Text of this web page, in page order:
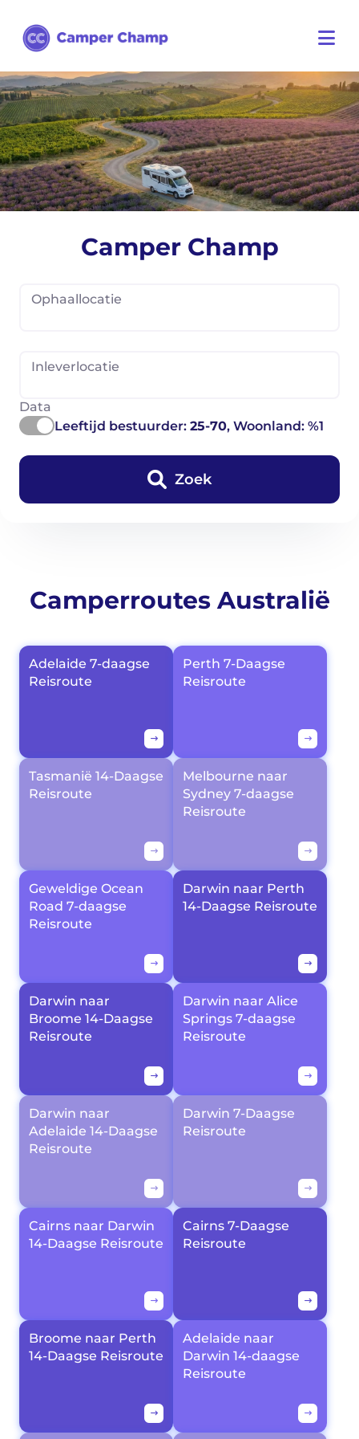
Camper Champ
Ophaallocatie
Inleverlocatie
Data
Leeftijd bestuurder: 25-70, Woonland: %1
Zoek
Camperroutes Australië
Adelaide 7-daagse
Reisroute
Perth 7-Daagse
Reisroute
Tasmanië 14-Daagse
Reisroute
Melbourne naar
Sydney 7-daagse
Reisroute
Geweldige Ocean
Road 7-daagse
Reisroute
Darwin naar Perth
14-Daagse Reisroute
Darwin naar
Broome 14-Daagse
Reisroute
Darwin naar Alice
Springs 7-daagse
Reisroute
Darwin naar
Adelaide 14-Daagse
Reisroute
Darwin 7-Daagse
Reisroute
Cairns naar Darwin
14-Daagse Reisroute
Cairns 7-Daagse
Reisroute
Broome naar Perth
14-Daagse Reisroute
Adelaide naar
Darwin 14-daagse
Reisroute